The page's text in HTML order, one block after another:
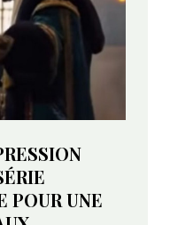
POUR UNE